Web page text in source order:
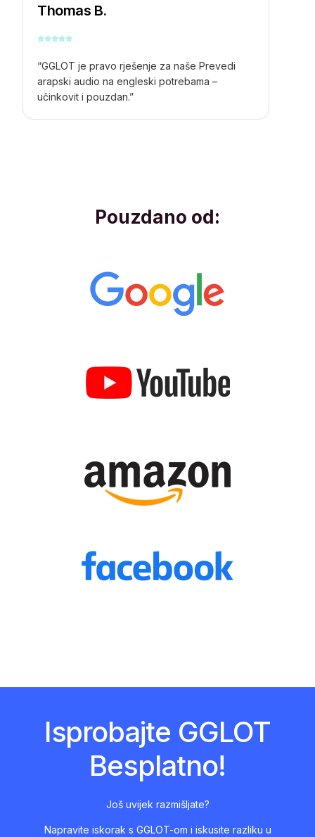
Thomas B.
⭐⭐⭐⭐⭐
“GGLOT je pravo rješenje za naše Prevedi
arapski audio na engleskipotrebama –
učinkovit i pouzdan.”
Pouzdano od:
Isprobajte GGLOT
Besplatno!
Još uvijek razmišljate?
Napravite iskorak s GGLOT-om i iskusite razliku u